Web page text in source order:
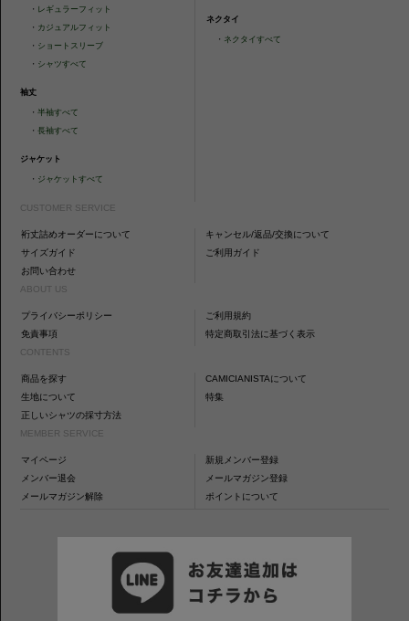
・ レギュラーフィット
・ カジュアルフィット
・ ショートスリーブ
・ シャツすべて
袖丈
・半袖すべて
・長袖すべて
ジャケット
・ ジャケットすべて
ネクタイ
・ ネクタイすべて
CUSTOMER SERVICE
裄丈詰めオーダーについて
キャンセル/返品/交換について
サイズガイド
ご利用ガイド
お問い合わせ
ABOUT US
プライバシーポリシー
ご利用規約
免責事項
特定商取引法に基づく表示
CONTENTS
商品を探す
CAMICIANISTAについて
生地について
特集
正しいシャツの採寸方法
MEMBER SERVICE
マイページ
新規メンバー登録
メンバー退会
メールマガジン登録
メールマガジン解除
ポイントについて